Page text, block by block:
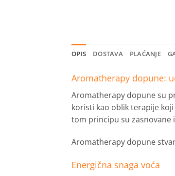
OPIS DOSTAVA PLAĆANJE
Aromatherapy dopune:
Aromatherapy dopune su
koristi kao oblik terapije
tom principu su zasnovane
Aromatherapy dopune
Energična snaga voća